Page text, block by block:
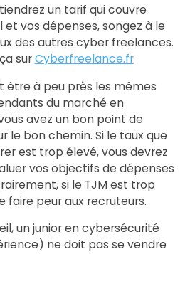
un tarif qui couvre
vos dépenses, songez à le
des autres cyber freelances.
surCyberfreelance.fr
être à peu près les mêmes
du marché en
avez un bon point de
le bon chemin. Si le taux que
est trop élevé, vous devrez
vos objectifs de dépenses
si le TJM est trop
faire peur aux recruteurs.
un junior en cybersécurité
ne doit pas se vendre